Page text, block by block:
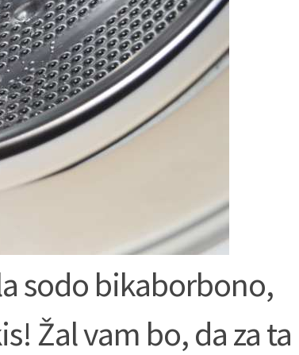
sodo bikaborbono,
Žal vam bo, da za ta